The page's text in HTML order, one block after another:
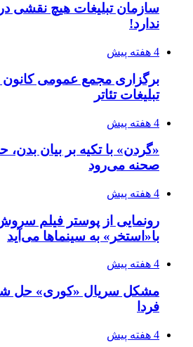
سازمان تبلیغات هیچ نقشی در
ندارد!
4 هفته پیش
برگزاری مجمع عمومی
تبلیغات تئاتر
4 هفته پیش
«گردن» با تکیه بر بیان
صحنه می‌رود
4 هفته پیش
رونمایی از پوستر فیلم
با«استخر» به سینماها می‌آید
4 هفته پیش
مشکل سریال «کوری» حل
فردا
4 هفته پیش